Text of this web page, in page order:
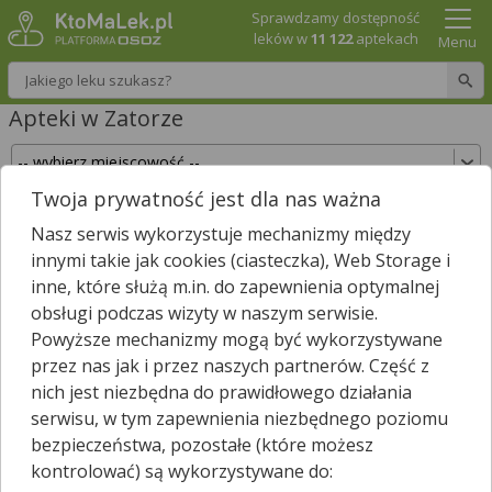
Wpisz nazwę leku
Sprawdzamy dostępność
leków w11 122aptekach Menu
Apteki w Zatorze
Sprawdź, które apteki w Zatorze posiadają Twój
lek i zarezerwuj go już teraz!
Wpisz nazwę leku
W Zatorze są 4 apteki.
apteka zgłosiła nam, że jest właśnie
otwarta.*
Wybierz typ aptek
Twoja prywatność jest dla nas ważna
Nasz serwis wykorzystuje mechanizmy między
innymi takie jak cookies (ciasteczka), Web Storage i
inne, które służą m.in. do zapewnienia optymalnej
obsługi podczas wizyty w naszym serwisie.
Powyższe mechanizmy mogą być wykorzystywane
przez nas jak i przez naszych partnerów. Część z
nich jest niezbędna do prawidłowego działania
serwisu, w tym zapewnienia niezbędnego poziomu
bezpieczeństwa, pozostałe (które możesz
kontrolować) są wykorzystywane do: